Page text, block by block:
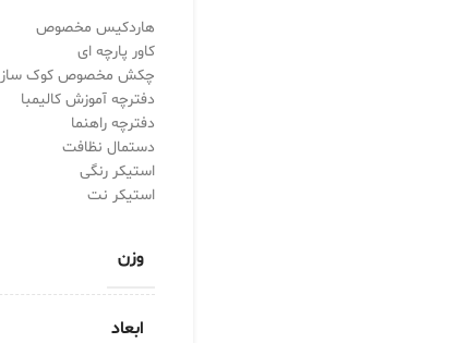
هاردکیس مخصوص
کاور پارچه ای
چکش مخصوص کوک ساز
دفترچه آموزش کالیمبا
دفترچه راهنما
دستمال نظافت
استیکر رنگی
استیکر نت
وزن
ابعاد